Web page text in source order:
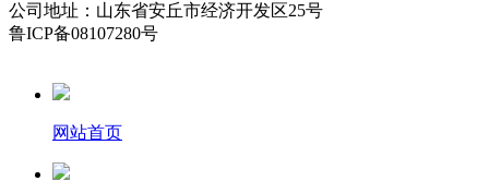
公司地址：山东省安丘市经济开发区25号
鲁ICP备08107280号
网站首页